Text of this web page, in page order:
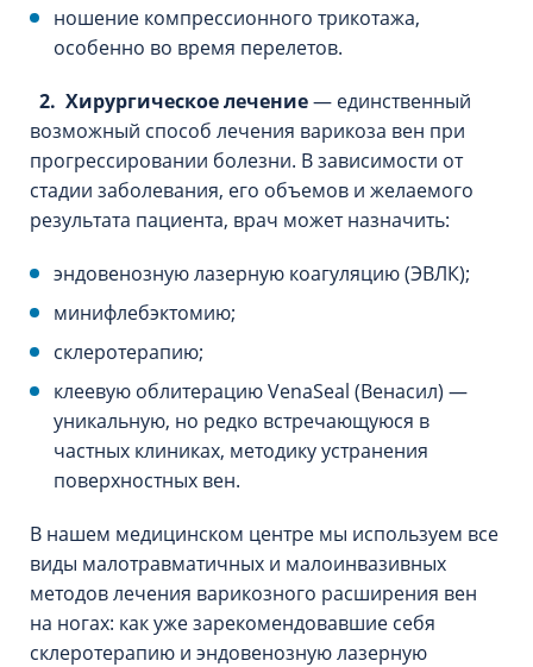
ношение компрессионного трикотажа,
особенно во время перелетов.
2. Хирургическое лечение— единственный
возможный способ лечения варикоза вен при
прогрессировании болезни. В зависимости от
стадии заболевания, его объемов и желаемого
результата пациента, врач может назначить:
эндовенозную лазерную коагуляцию (ЭВЛК);
минифлебэктомию;
склеротерапию;
клеевую облитерацию VenaSeal (Венасил) —
уникальную, но редко встречающуюся в
частных клиниках, методику устранения
поверхностных вен.
В нашем медицинском центре мы используем все
виды малотравматичных и малоинвазивных
методов лечения варикозного расширения вен
на ногах: как уже зарекомендовавшие себя
склеротерапию и эндовенозную лазерную